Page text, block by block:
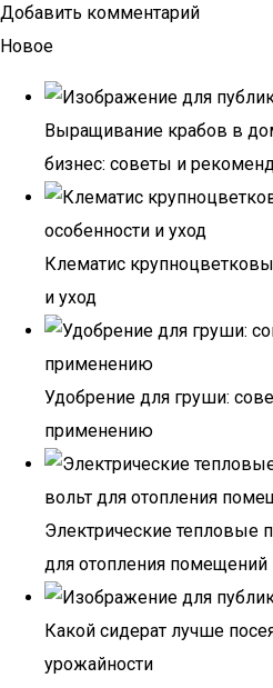
Добавить комментарий
Новое
Выращивание крабов в
бизнес: советы и
Клематис
и уход
Удобрение для груши:
применению
Электрические тепловые
для отопления помещений
Какой сидерат лучше
урожайности